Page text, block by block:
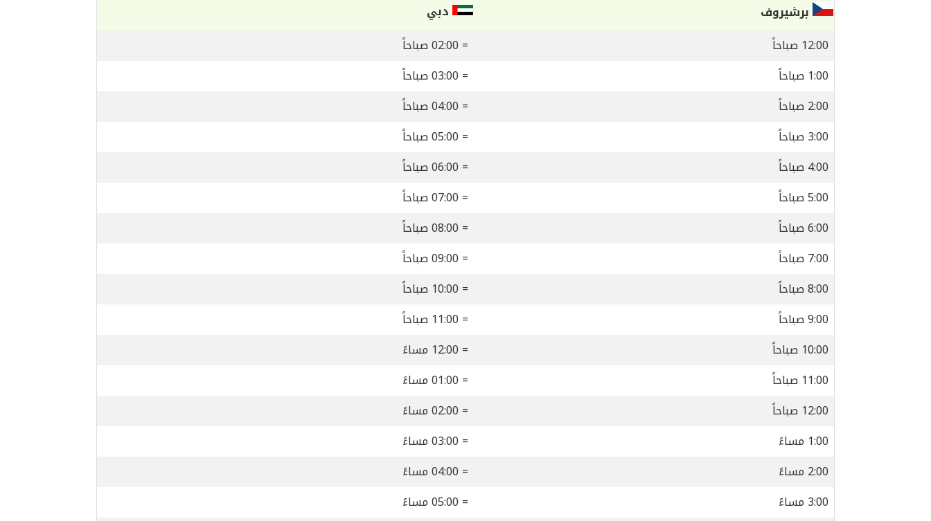
برشيروف
دبي
12:00 صباحاً
= 02:00 صباحاً
1:00 صباحاً
= 03:00 صباحاً
2:00 صباحاً
= 04:00 صباحاً
3:00 صباحاً
= 05:00 صباحاً
4:00 صباحاً
= 06:00 صباحاً
5:00 صباحاً
= 07:00 صباحاً
6:00 صباحاً
= 08:00 صباحاً
7:00 صباحاً
= 09:00 صباحاً
8:00 صباحاً
= 10:00 صباحاً
9:00 صباحاً
= 11:00 صباحاً
10:00 صباحاً
= 12:00 مساءً
11:00 صباحاً
= 01:00 مساءً
12:00 صباحاً
= 02:00 مساءً
1:00 مساءً
= 03:00 مساءً
2:00 مساءً
= 04:00 مساءً
3:00 مساءً
= 05:00 مساءً